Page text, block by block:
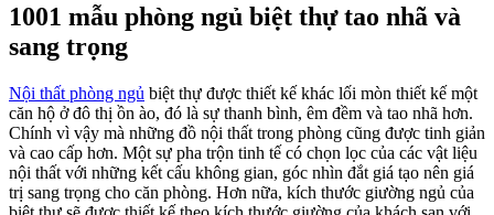
1001 mẫu phòng ngủ biệt thự tao nhã và
sang trọng
Nội thất phòng ngủ biệt thự được thiết kế khác lối mòn thiết kế một
căn hộ ở đô thị ồn ào, đó là sự thanh bình, êm đềm và tao nhã hơn.
Chính vì vậy mà những đồ nội thất trong phòng cũng được tinh giản
và cao cấp hơn. Một sự pha trộn tinh tế có chọn lọc của các vật liệu
nội thất với những kết cấu không gian, góc nhìn đắt giá tạo nên giá
trị sang trọng cho căn phòng. Hơn nữa, kích thước giường ngủ của